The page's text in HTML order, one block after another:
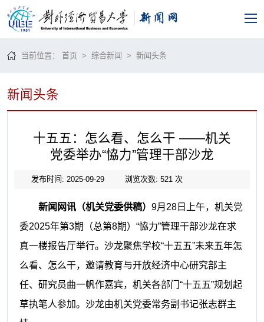
当前位置：首页 >综合新闻 >新闻头条
新闻头条
十五五：怎么看、怎么干 ——机关
党委举办“恊力”管理干部沙龙
发布时间: 2025-09-29 浏览次数: 521 次
新闻网讯（机关党委供稿） 9月28日上午，机关党
委2025年第3期（总第8期）“恊力”管理干部沙龙在求
真一楼报告厅举行。沙龙聚焦学校“十五五”未来五年怎
么看、怎么干，邀请教育与开放经济中心研究部主
任、研究员曲一帆作嘉宾，机关各部门“十五五”规划起
草执笔人参加。沙龙由机关党委常务副书记张志群主